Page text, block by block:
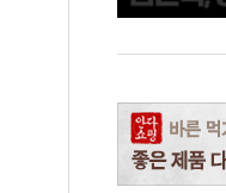
당대표·최